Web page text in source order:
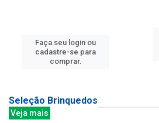
Faça seu login ou
cadastre-se para
comprar.
Seleção Brinquedos
Veja mais